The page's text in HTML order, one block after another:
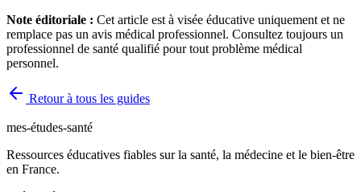
Note éditoriale : Cet article est à visée éducative uniquement et ne
remplace pas un avis médical professionnel. Consultez toujours un
professionnel de santé qualifié pour tout problème médical
personnel.
Retour à tous les guides
mes-études-santé
Ressources éducatives fiables sur la santé, la médecine et le bien-être
en France.